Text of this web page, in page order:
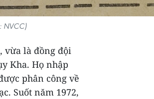
NVCC)
vừa là đồng đội
Kha. Họ nhập
phân công về
Suốt năm 1972,